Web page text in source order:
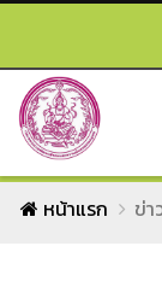
หน้าแรก ข่า